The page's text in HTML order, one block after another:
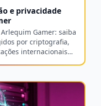
e privacidade
Gamer: saiba
por criptografia,
internacionais